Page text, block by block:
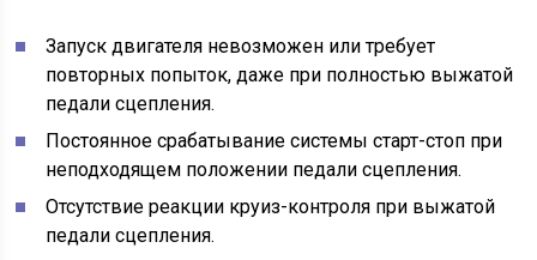
Запуск двигателя невозможен или требует
повторных попыток, даже при полностью выжатой
педали сцепления.
Постоянное срабатывание системы старт-стоп при
неподходящем положении педали сцепления.
Отсутствие реакции круиз-контроля при выжатой
педали сцепления.